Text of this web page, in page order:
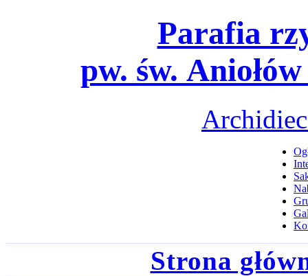
Parafia
pw. św.
Strona